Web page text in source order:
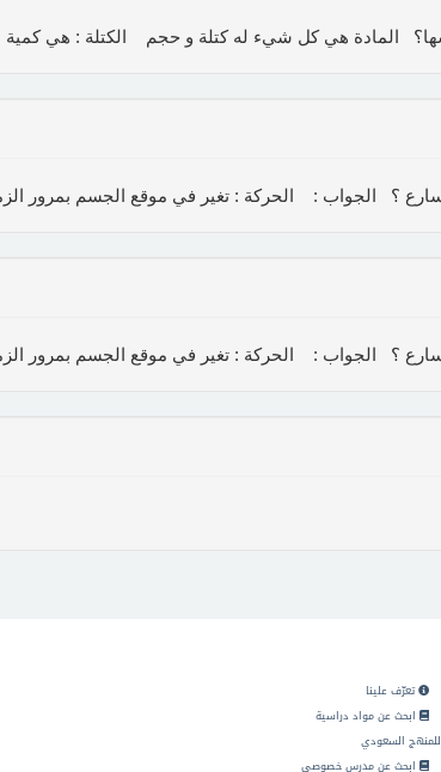
تعرّف علينا
ابحث عن مواد دراسية
للمنهج السعودي
ابحث عن مدرس خصوصي